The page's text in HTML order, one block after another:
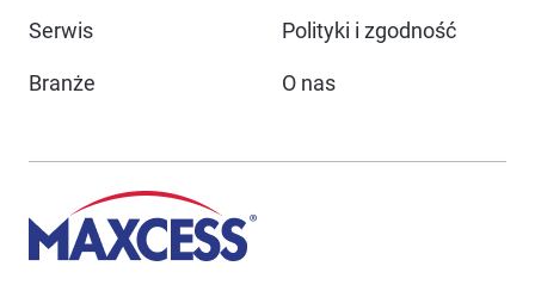
Serwis Polityki i zgodność
Branże O nas